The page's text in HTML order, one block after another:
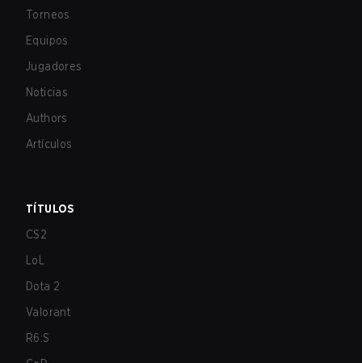
Torneos
Equipos
Jugadores
Noticias
Authors
Artículos
TÍTULOS
CS2
LoL
Dota 2
Valorant
R6:S